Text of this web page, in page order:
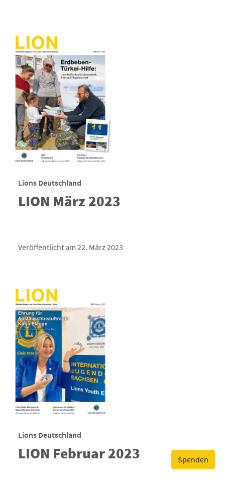
Spenden
Lions Deutschland
LION März 2023
Veröffentlicht am 22. März 2023
Lions Deutschland
LION Februar 2023